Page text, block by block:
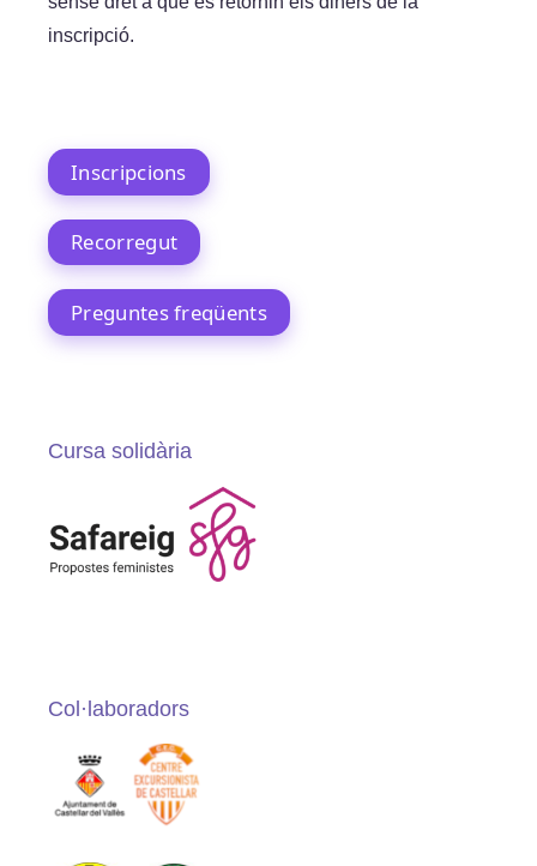
inscripció.
Inscripcions
Recorregut
Preguntes freqüents
Cursa solidària
Col·laboradors